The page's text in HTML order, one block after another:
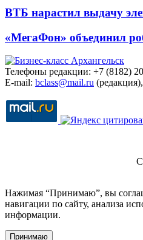
ВТБ нарастил выдачу
«МегаФон» объединил
Телефоны редакции: +7 (8182)
E-mail: bclass@mail.ru (редакция),
Нажимая “Принимаю”, вы
навигации по сайту, анализа
информации.
Принимаю